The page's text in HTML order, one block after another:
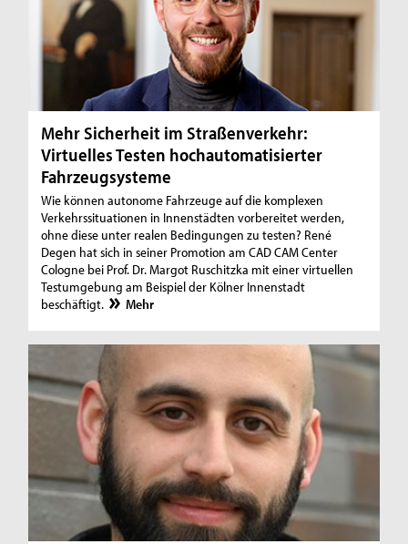
Mehr Sicherheit im Straßenverkehr:
Virtuelles Testen hochautomatisierter
Fahrzeugsysteme
Wie können autonome Fahrzeuge auf die komplexen
Verkehrssituationen in Innenstädten vorbereitet werden,
ohne diese unter realen Bedingungen zu testen? René
Degen hat sich in seiner Promotion am CAD CAM Center
Cologne bei Prof. Dr. Margot Ruschitzka mit einer virtuellen
Testumgebung am Beispiel der Kölner Innenstadt
beschäftigt.
Mehr